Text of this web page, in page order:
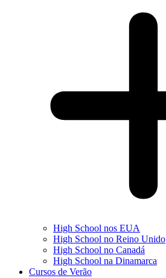
High School nos EUA
High School no Reino Unido
High School no Canadá
High School na Dinamarca
Cursos de Verão